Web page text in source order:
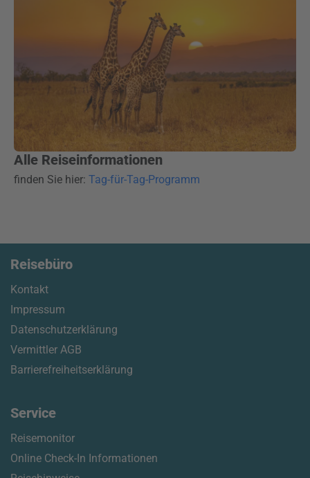
Alle Reiseinformationen
finden Sie hier: Tag-für-Tag-Programm
Reisebüro
Kontakt
Impressum
Datenschutzerklärung
Vermittler AGB
Barrierefreiheitserklärung
Service
Reisemonitor
Online Check-In Informationen